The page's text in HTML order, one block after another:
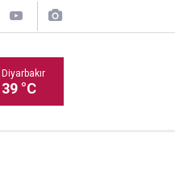
Diyarbakır
39 °C